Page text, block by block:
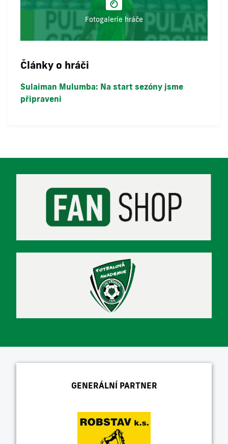
Fotogalerie hráče
Články o hráči
Sulaiman Mulumba: Na start sezóny jsme
připraveni
GENERÁLNÍ PARTNER